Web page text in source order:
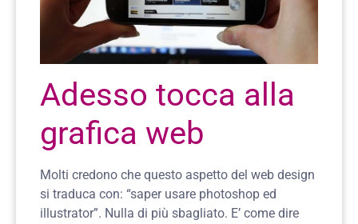
Adesso tocca alla
grafica web
Molti credono che questo aspetto del web design
si traduca con: “saper usare photoshop ed
illustrator”. Nulla di più sbagliato. E’ come dire